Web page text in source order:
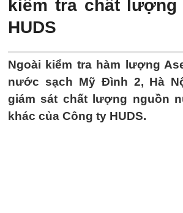
kiểm tra chất
HUDS
Ngoài kiểm tra hàm lượng
nước sạch Mỹ Đình 2, Hà
giám sát chất lượng nguồn
khác của Công ty HUDS.